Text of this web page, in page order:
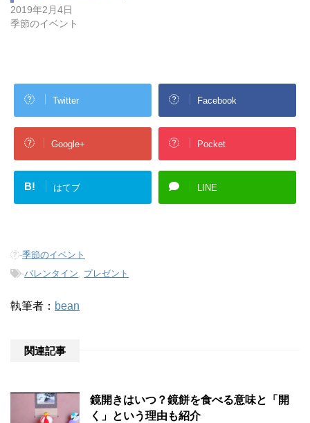
2019年2月4日
季節のイベント
Twitter Facebook
Google+ Pocket
B! はてブ LINE
-季節のイベント
-バレンタイン, プレゼント
執筆者： bean
関連記事
鏡開きはいつ？鏡餅を食べる意味と「開
く」という理由も紹介